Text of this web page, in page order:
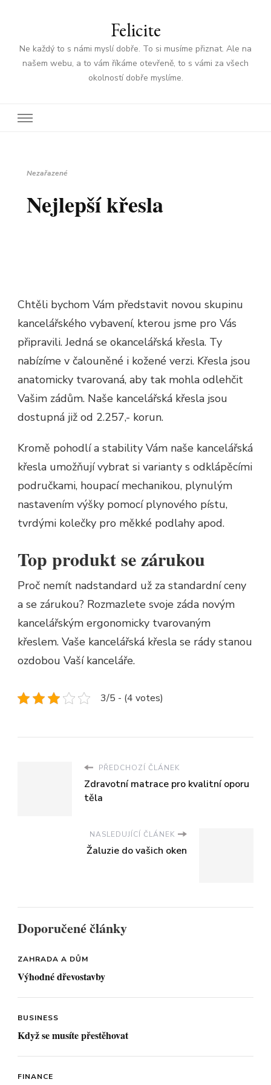
Felicite
Ne každý to s námi myslí dobře. To si musíme přiznat. Ale na
našem webu, a to vám říkáme otevřeně, to s vámi za všech
okolností dobře myslíme.
Nezařazené
Nejlepší křesla
Chtěli bychom Vám představit novou skupinu
kancelářského vybavení, kterou jsme pro Vás
připravili. Jedná se okancelářská křesla. Ty
nabízíme v čalouněné i kožené verzi. Křesla jsou
anatomicky tvarovaná, aby tak mohla odlehčit
Vašim zádům. Naše kancelářská křesla jsou
dostupná již od 2.257,- korun.
Kromě pohodlí a stability Vám naše kancelářská
křesla umožňují vybrat si varianty s odklápěcími
područkami, houpací mechanikou, plynulým
nastavením výšky pomocí plynového pístu,
tvrdými kolečky pro měkké podlahy apod.
Top produkt se zárukou
Proč nemít nadstandard už za standardní ceny
a se zárukou? Rozmazlete svoje záda novým
kancelářským ergonomicky tvarovaným
křeslem. Vaše kancelářská křesla se rády stanou
ozdobou Vaší kanceláře.
3/5 - (4 votes)
PŘEDCHOZÍ ČLÁNEK
Zdravotní matrace pro kvalitní oporu
těla
NASLEDUJÍCÍ ČLÁNEK
Žaluzie do vašich oken
Doporučené články
ZAHRADA A DŮM
Výhodné dřevostavby
BUSINESS
Když se musíte přestěhovat
FINANCE